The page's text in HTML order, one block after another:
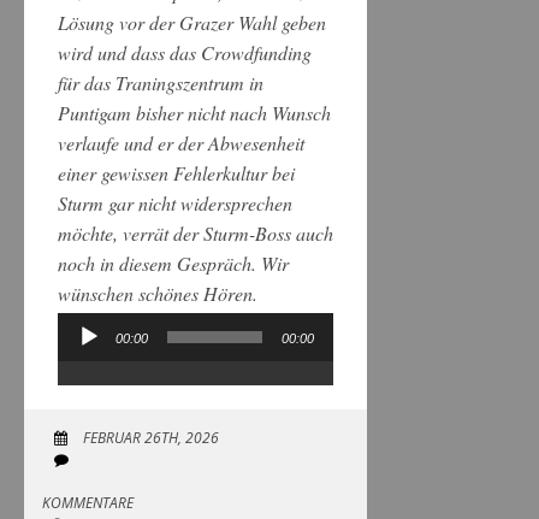
Lösung vor der Grazer Wahl geben
wird und dass das Crowdfunding
für das Traningszentrum in
Puntigam bisher nicht nach Wunsch
verlaufe und er der Abwesenheit
einer gewissen Fehlerkultur bei
Sturm gar nicht widersprechen
möchte, verrät der Sturm-Boss auch
noch in diesem Gespräch. Wir
wünschen schönes Hören.
Audio-
00:00 00:00
FEBRUAR 26TH, 2026
KOMMENTARE